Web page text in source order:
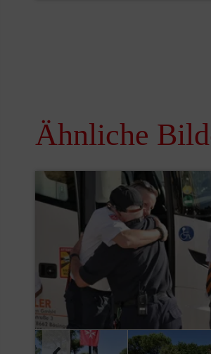
Ähnliche
Pause